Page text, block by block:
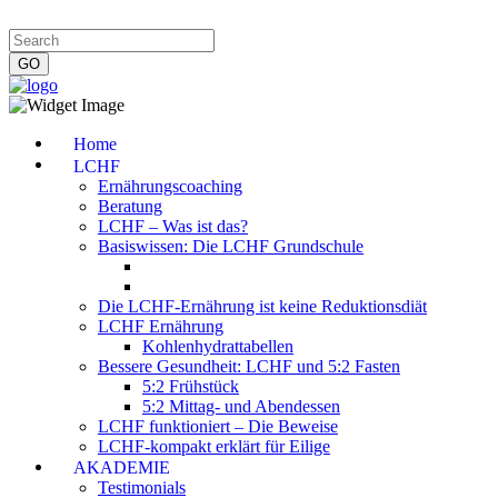
Home
LCHF
Ernährungscoaching
Beratung
LCHF – Was ist das?
Basiswissen: Die LCHF Grundschule
Die LCHF-Ernährung ist keine Reduktionsdiät
LCHF Ernährung
Kohlenhydrattabellen
Bessere Gesundheit: LCHF und 5:2 Fasten
5:2 Frühstück
5:2 Mittag- und Abendessen
LCHF funktioniert – Die Beweise
LCHF-kompakt erklärt für Eilige
AKADEMIE
Testimonials